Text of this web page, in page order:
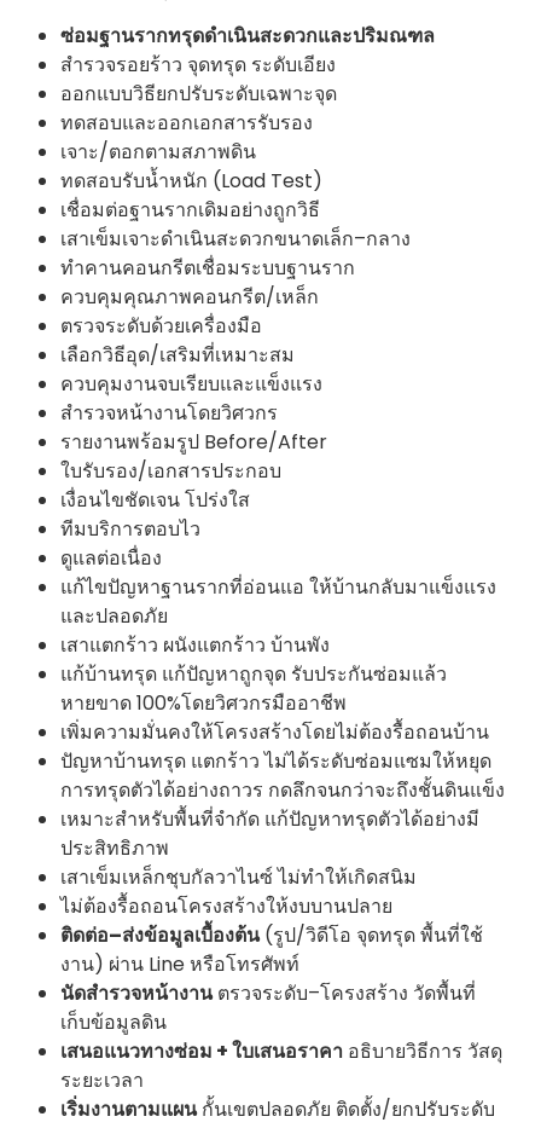
ซ่อมฐานรากทรุดดำเนินสะดวกและปริมณฑล
สำรวจรอยร้าว จุดทรุด ระดับเอียง
ออกแบบวิธียกปรับระดับเฉพาะจุด
ทดสอบและออกเอกสารรับรอง
เจาะ/ตอกตามสภาพดิน
ทดสอบรับน้ำหนัก (Load Test)
เชื่อมต่อฐานรากเดิมอย่างถูกวิธี
เสาเข็มเจาะดำเนินสะดวกขนาดเล็ก–กลาง
ทำคานคอนกรีตเชื่อมระบบฐานราก
ควบคุมคุณภาพคอนกรีต/เหล็ก
ตรวจระดับด้วยเครื่องมือ
เลือกวิธีอุด/เสริมที่เหมาะสม
ควบคุมงานจบเรียบและแข็งแรง
สำรวจหน้างานโดยวิศวกร
รายงานพร้อมรูป Before/After
ใบรับรอง/เอกสารประกอบ
เงื่อนไขชัดเจน โปร่งใส
ทีมบริการตอบไว
ดูแลต่อเนื่อง
แก้ไขปัญหาฐานรากที่อ่อนแอ ให้บ้านกลับมาแข็งแรง
และปลอดภัย
เสาแตกร้าว ผนังแตกร้าว บ้านพัง
แก้บ้านทรุด แก้ปัญหาถูกจุด รับประกันซ่อมแล้ว
หายขาด 100%โดยวิศวกรมืออาชีพ
เพิ่มความมั่นคงให้โครงสร้างโดยไม่ต้องรื้อถอนบ้าน
ปัญหาบ้านทรุด แตกร้าว ไม่ได้ระดับซ่อมแซมให้หยุด
การทรุดตัวได้อย่างถาวร กดลึกจนกว่าจะถึงชั้นดินแข็ง
เหมาะสำหรับพื้นที่จำกัด แก้ปัญหาทรุดตัวได้อย่างมี
ประสิทธิภาพ
เสาเข็มเหล็กชุบกัลวาไนซ์ ไม่ทำให้เกิดสนิม
ไม่ต้องรื้อถอนโครงสร้างให้งบบานปลาย
ติดต่อ–ส่งข้อมูลเบื้องต้น(รูป/วิดีโอ จุดทรุด พื้นที่ใช้
งาน) ผ่าน Line หรือโทรศัพท์
นัดสำรวจหน้างานตรวจระดับ–โครงสร้าง วัดพื้นที่
เก็บข้อมูลดิน
เสนอแนวทางซ่อม + ใบเสนอราคา อธิบายวิธีการ วัสดุ
ระยะเวลา
เริ่มงานตามแผนกั้นเขตปลอดภัย ติดตั้ง/ยกปรับระดับ